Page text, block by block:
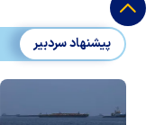
پیشنهاد سردبیر